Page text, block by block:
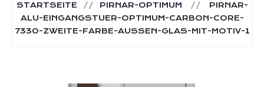
STARTSEITE PIRNAR-OPTIMUM
PIRNAR-
ALU-EINGANGSTUER-OPTIMUM-CARBON-CORE-
7330-ZWEITE-FARBE-AUSSEN-GLAS-MIT-MOTIV-1